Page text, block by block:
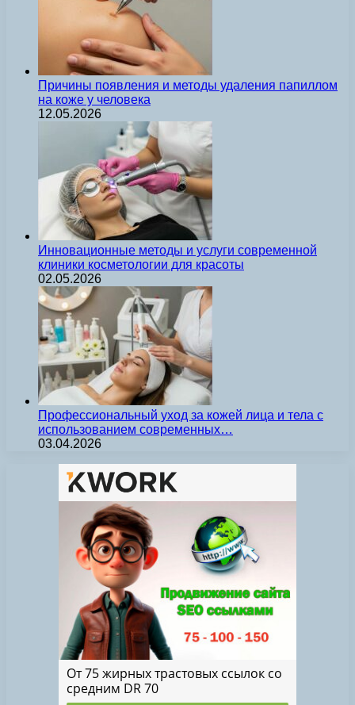
Причины появления и методы удаления папиллом
на коже у человека
12.05.2026
Инновационные методы и услуги современной
клиники косметологии для красоты
02.05.2026
Профессиональный уход за кожей лица и тела с
использованием современных…
03.04.2026